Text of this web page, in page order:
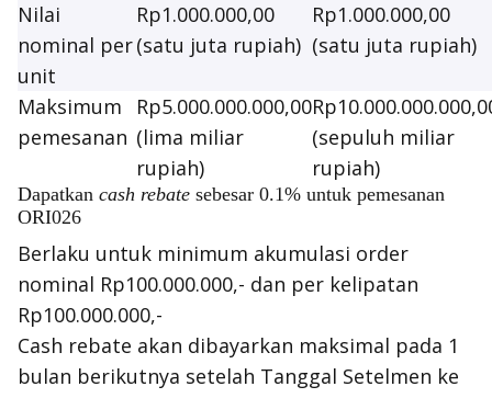
Nilai
nominal per
unit
Rp1.000.000,00
(satu juta rupiah)
Rp1.000.000,00
(satu juta rupiah)
Maksimum
pemesanan
Rp5.000.000.000,00
(lima miliar
rupiah)
(sepuluh miliar
rupiah)
Dapatkan cash rebate sebesar 0.1% untuk pemesanan
ORI026
Berlaku untuk minimum akumulasi order
nominal Rp100.000.000,- dan per kelipatan
Rp100.000.000,-
Cash rebate akan dibayarkan maksimal pada 1
bulan berikutnya setelah Tanggal Setelmen ke